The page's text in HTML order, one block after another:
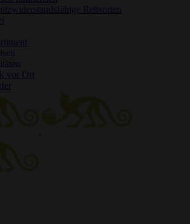
Rebsorten
vor Ort